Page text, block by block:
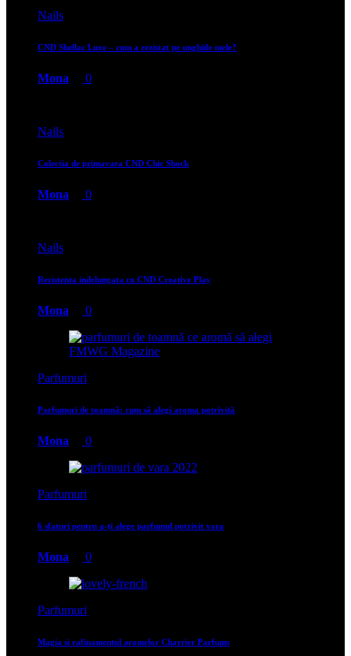
Nails
CND Shellac Luxe – cum a rezistat pe unghiile mele?
Mona 0
Nails
Colectia de primavara CND Chic Shock
Mona 0
Nails
Rezistenta indelungata cu CND Creative Play
Mona 0
Parfumuri
Parfumuri de toamnă: cum să alegi aroma potrivită
Mona 0
Parfumuri
6 sfaturi pentru a-ți alege parfumul potrivit vara
Mona 0
Parfumuri
Magia si rafinamentul aromelor Charrier Parfums